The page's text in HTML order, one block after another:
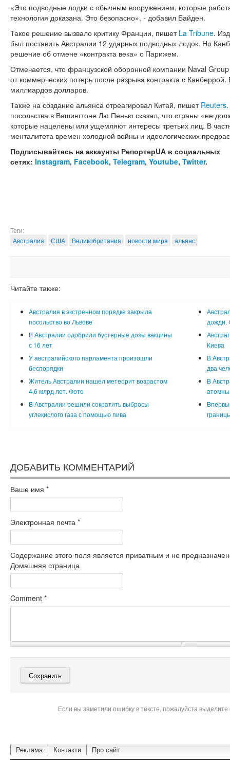
«Это подводные лодки с обычным вооружением, которые
технология доказана. Это безопасно», - добавил Байден.
Такое решение вызвало критику Франции, пишет La Tribune.
был поставить Австралии 12 ударных подводных лодок. Но
решение об отмене «контракта века» с Парижем.
Отмечается, что французской оборонной компании Naval
от коммерческих потерь после разрыва контракта с
миллиардов долларов.
Также на создание альянса отреагировал Китай, пишет Reuters
посольства в Вашингтоне Лю Пенью сказал, что страны «не
которые нацелены или ущемляют интересы третьих лиц. В
менталитета времен холодной войны и идеологических
Подписывайтесь на аккаунты РепортерUA в социальных
сетях: Instagram, Facebook, Telegram, Youtube, Twitter.
Теги:
Австралия
США Великобритания новости мира альянс
Читайте также:
Австралия в экстренном порядке закрыла
посольство во Львове
дожди.
В Австралии одобрили бустерные дозы вакцины
с 16 лет
Киева
У австралийского парламента произошли
беспорядки
В
два
Житель Австралии нашел метеорит возрастом
4,6 млрд лет. Фото
В
В Австралии решили сократить выбросы
углекислого газа с помощью пива
ДОБАВИТЬ КОММЕНТАРИЙ
Ваше имя *
Электронная почта *
Содержание этого поля является приватным и не
Домашняя страница
Comment *
Если вы заметили ошибку в тексте, пожалуйста
Реклама Контакти Про сайт